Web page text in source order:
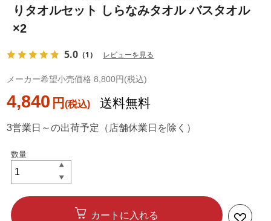
りタオルセット しらなみタオル バスタオル
×2
5.0 （1） レビューを見る
メーカー希望小売価格 8,800円(税込)
4,840 円 送料無料
3営業日～の出荷予定（店舗休業日を除く）
カートに入れる